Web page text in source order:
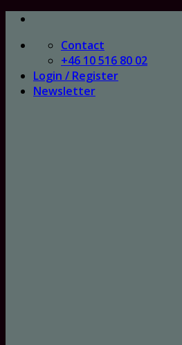
Skip
content
Contact
+46 10 516 80 02
Login / Register
Newsletter